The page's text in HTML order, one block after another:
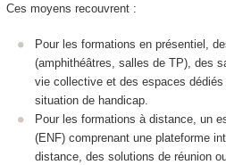
Ces moyens recouvrent :
Pour les formations en présentiel,
(amphithéâtres, salles de TP), des
vie collective et des espaces dédiés
situation de handicap.
Pour les formations à distance, un
(ENF) comprenant une plateforme
distance, des solutions de réunion